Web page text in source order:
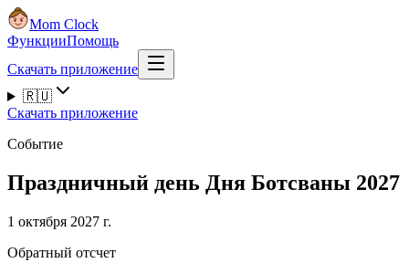
Mom Clock
ФункцииПомощь
Скачать приложение
🇷🇺
Скачать приложение
Событие
Праздничный день Дня Ботсваны 2027
1 октября 2027 г.
Обратный отсчет